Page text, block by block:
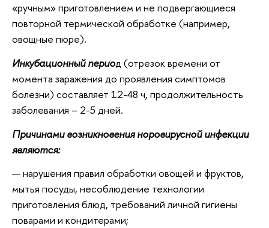
«ручным» приготовлением и не подвергающиеся
повторной термической обработке (например,
овощные пюре).
Инкубационный период (отрезок времени от
момента заражения до проявления симптомов
болезни) составляет 12-48 ч, продолжительность
заболевания – 2-5 дней.
Причинами возникновения норовирусной инфекции
являются:
нарушения правил обработки овощей и фруктов,
мытья посуды, несоблюдение технологии
приготовления блюд, требований личной гигиены
поварами и кондитерами;